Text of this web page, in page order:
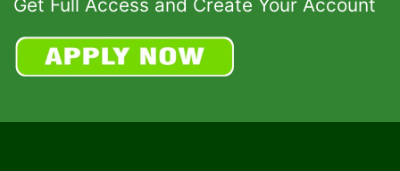
Get Full Access and Create Your Account